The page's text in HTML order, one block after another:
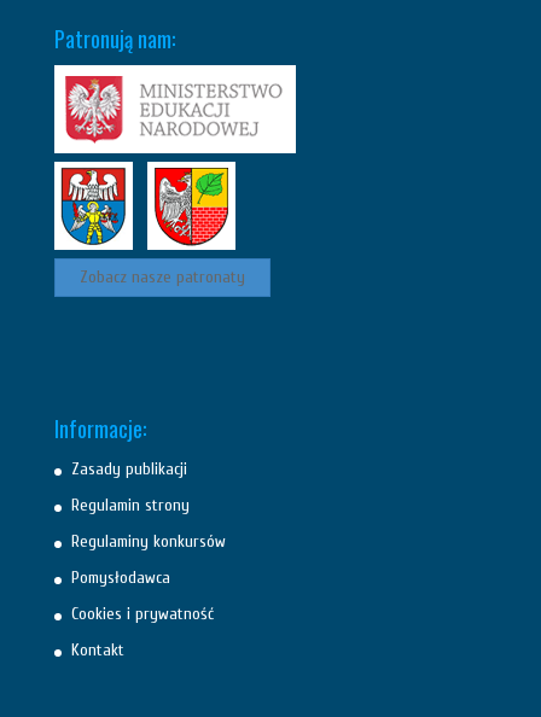
Patronują nam:
Zobacz nasze patronaty
Informacje:
Zasady publikacji
Regulamin strony
Regulaminy konkursów
Pomysłodawca
Cookies i prywatność
Kontakt